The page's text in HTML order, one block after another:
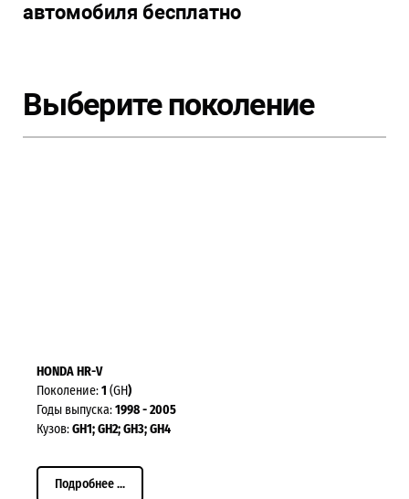
автомобиля бесплатно
Выберите поколение
HONDA HR-V
Поколение:1 (GH)
Годы выпуска:1998 - 2005
Кузов:GH1; GH2; GH3; GH4
Подробнее ...